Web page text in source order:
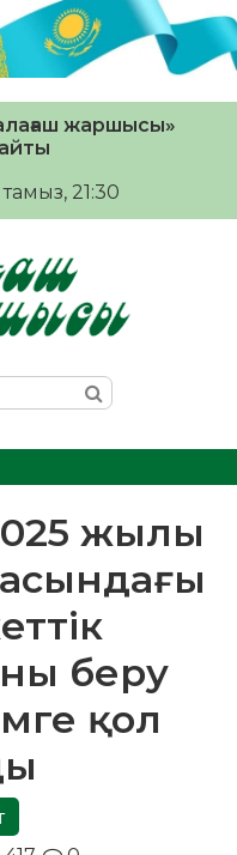
жаршысы»
21:30
жылы
беру
қол